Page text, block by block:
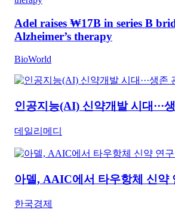
Adel raises ₩17B in series B
Alzheimer’s therapy
BioWorld
인공지능(AI) 신약개발 시대···
데일리메디
아델, AAIC에서 타우항체 신약
한국경제